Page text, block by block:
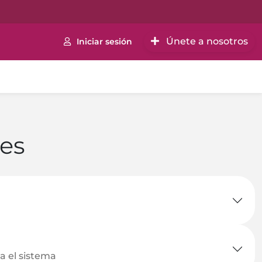
Iniciar sesión Únete a nosotros
el sistema